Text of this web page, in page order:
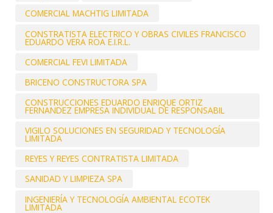
COMERCIAL MACHTIG LIMITADA
CONSTRATISTA ELECTRICO Y OBRAS CIVILES FRANCISCO
EDUARDO VERA ROA E.I.R.L.
COMERCIAL FEVI LIMITADA
BRICENO CONSTRUCTORA SPA
CONSTRUCCIONES EDUARDO ENRIQUE ORTIZ
FERNANDEZ EMPRESA INDIVIDUAL DE RESPONSABIL
VIGILO SOLUCIONES EN SEGURIDAD Y TECNOLOGÍA
LIMITADA
REYES Y REYES CONTRATISTA LIMITADA
SANIDAD Y LIMPIEZA SPA
INGENIERÍA Y TECNOLOGÍA AMBIENTAL ECOTEK
LIMITADA